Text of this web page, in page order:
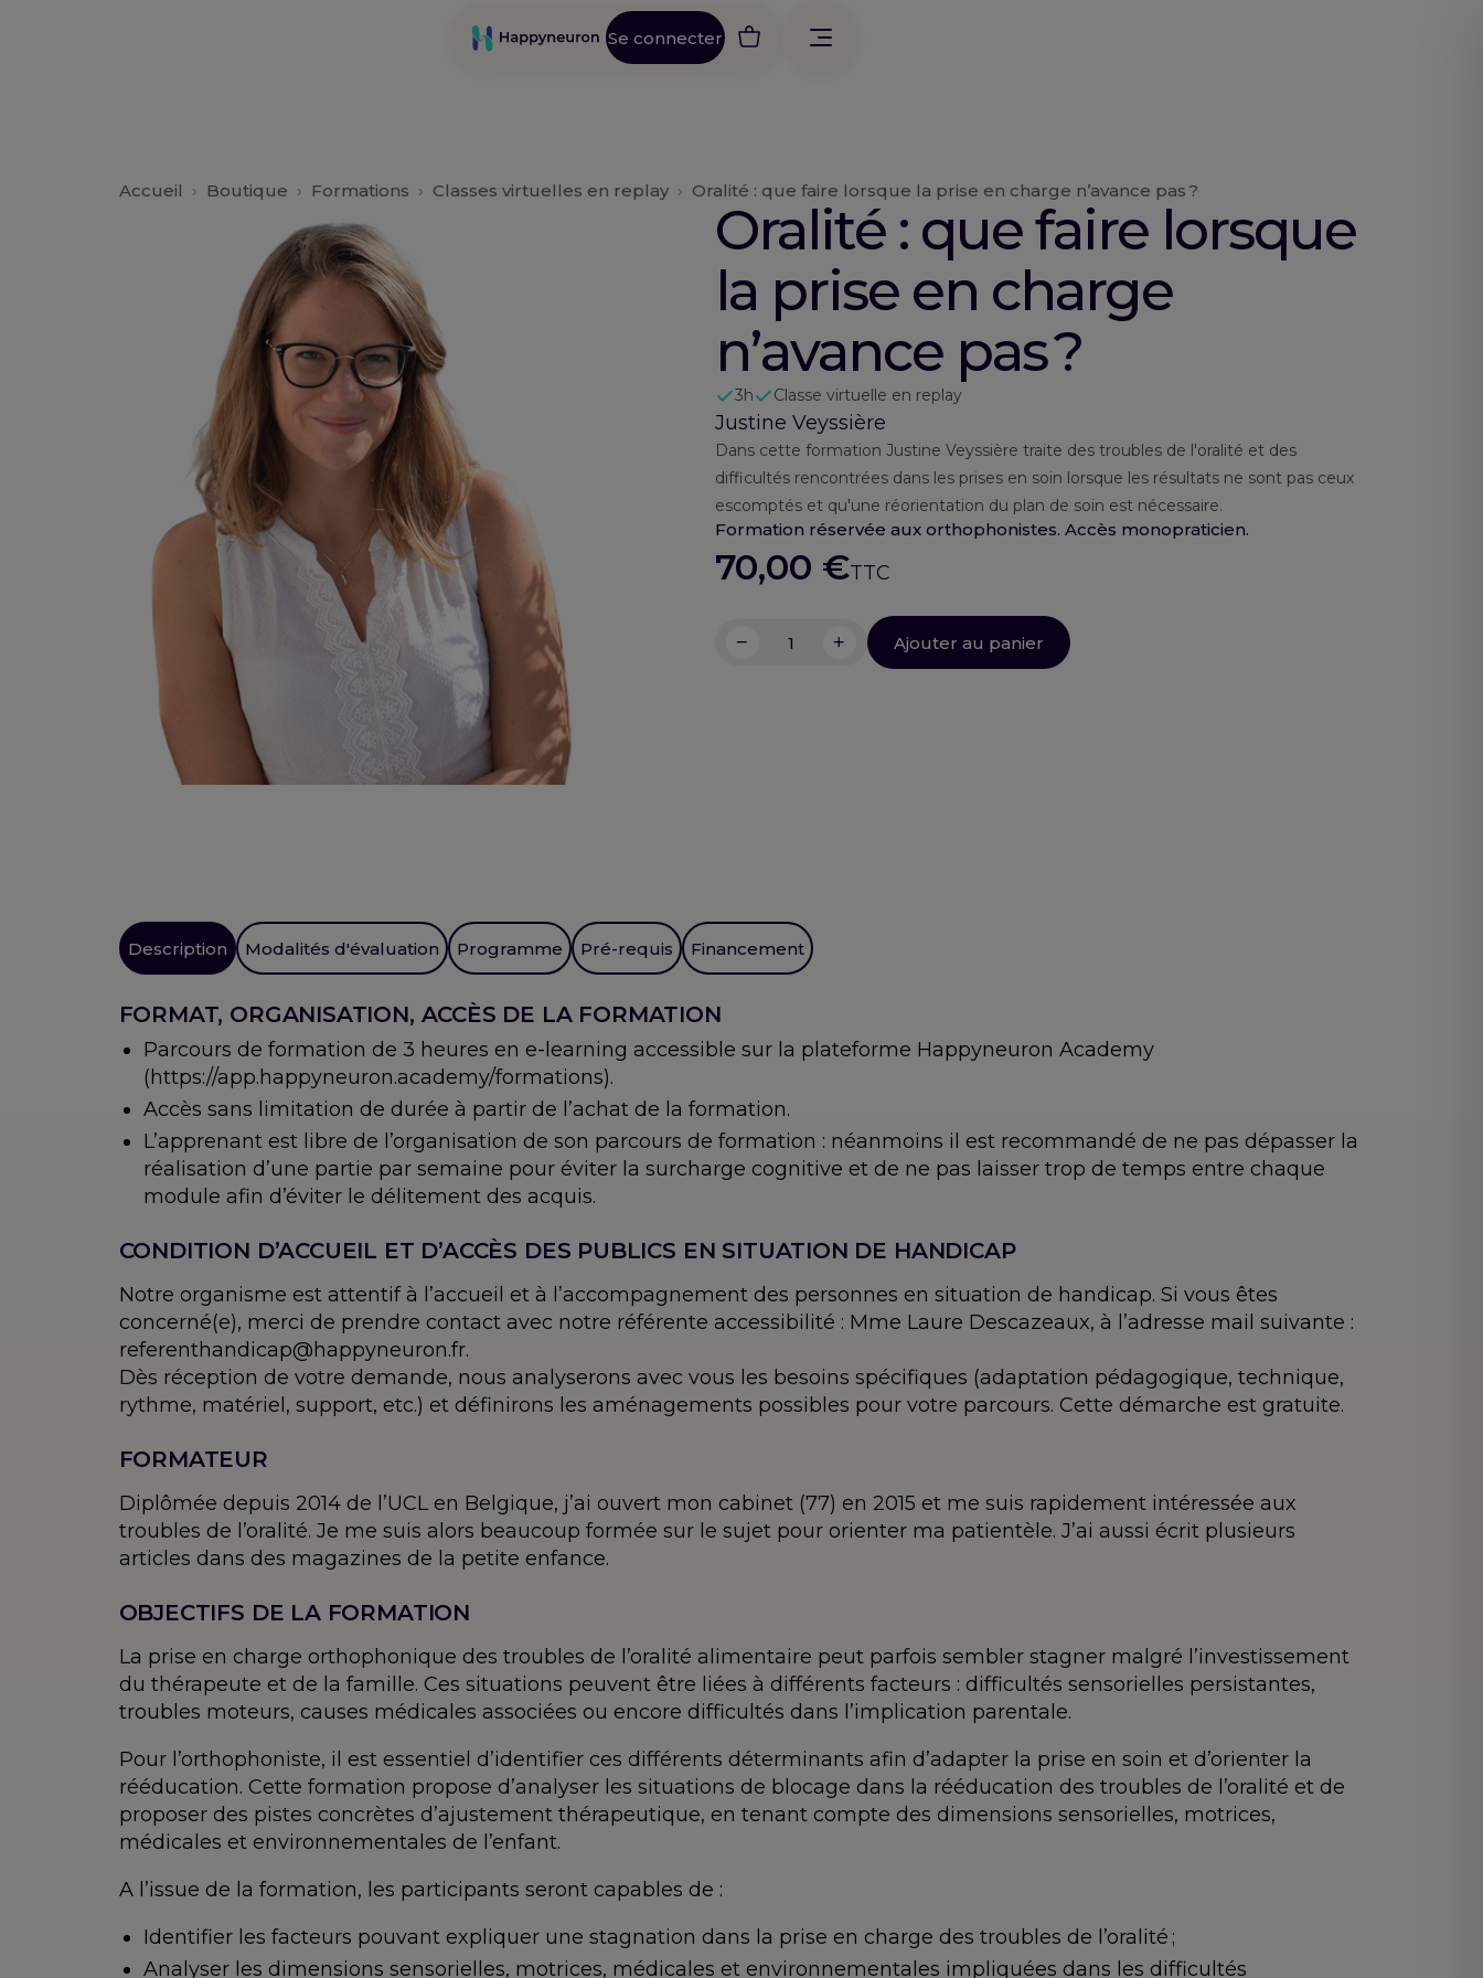
Se connecter
Accueil › Boutique › Formations › Classes virtuelles en replay › Oralité : que faire lorsque la prise en charge n’avance pas ?
Oralité : que faire lorsque
la prise en charge
n’avance pas ?
3h Classe virtuelle en replay
Justine Veyssière
Dans cette formation Justine Veyssière traite des troubles de l'oralité et des
difficultés rencontrées dans les prises en soin lorsque les résultats ne sont pas ceux
escomptés et qu'une réorientation du plan de soin est nécessaire.
Formation réservée aux orthophonistes. Accès monopraticien.
70,00 €TTC
quantité
charge
n'avance
− + Ajouter au panier
Description Modalités d'évaluation Programme Pré-requis Financement
FORMAT, ORGANISATION, ACCÈS DE LA FORMATION
Parcours de formation de 3 heures en e-learning accessible sur la plateforme Happyneuron Academy
(https://app.happyneuron.academy/formations).
Accès sans limitation de durée à partir de l’achat de la formation.
L’apprenant est libre de l’organisation de son parcours de formation : néanmoins il est recommandé de ne pas dépasser la
réalisation d’une partie par semaine pour éviter la surcharge cognitive et de ne pas laisser trop de temps entre chaque
module afin d’éviter le délitement des acquis.
CONDITION D’ACCUEIL ET D’ACCÈS DES PUBLICS EN SITUATION DE HANDICAP
Notre organisme est attentif à l’accueil et à l’accompagnement des personnes en situation de handicap. Si vous êtes
concerné(e), merci de prendre contact avec notre référente accessibilité : Mme Laure Descazeaux, à l’adresse mail suivante :
referenthandicap@happyneuron.fr.
Dès réception de votre demande, nous analyserons avec vous les besoins spécifiques (adaptation pédagogique, technique,
rythme, matériel, support, etc.) et définirons les aménagements possibles pour votre parcours. Cette démarche est gratuite.
FORMATEUR
Diplômée depuis 2014 de l’UCL en Belgique, j’ai ouvert mon cabinet (77) en 2015 et me suis rapidement intéressée aux
troubles de l’oralité. Je me suis alors beaucoup formée sur le sujet pour orienter ma patientèle. J’ai aussi écrit plusieurs
articles dans des magazines de la petite enfance.
OBJECTIFS DE LA FORMATION
La prise en charge orthophonique des troubles de l’oralité alimentaire peut parfois sembler stagner malgré l’investissement
du thérapeute et de la famille. Ces situations peuvent être liées à différents facteurs : difficultés sensorielles persistantes,
troubles moteurs, causes médicales associées ou encore difficultés dans l’implication parentale.
Pour l’orthophoniste, il est essentiel d’identifier ces différents déterminants afin d’adapter la prise en soin et d’orienter la
rééducation. Cette formation propose d’analyser les situations de blocage dans la rééducation des troubles de l’oralité et de
proposer des pistes concrètes d’ajustement thérapeutique, en tenant compte des dimensions sensorielles, motrices,
médicales et environnementales de l’enfant.
A l’issue de la formation, les participants seront capables de :
Identifier les facteurs pouvant expliquer une stagnation dans la prise en charge des troubles de l’oralité ;
Analyser les dimensions sensorielles, motrices, médicales et environnementales impliquées dans les difficultés